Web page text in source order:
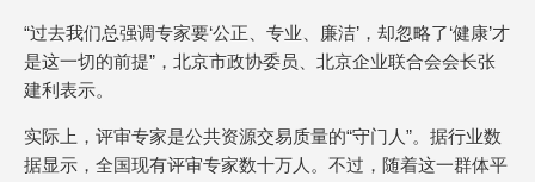
“过去我们总强调专家要‘公正、专业、廉洁’，却忽略了‘健康’才
是这一切的前提”，北京市政协委员、北京企业联合会会长张
建利表示。
实际上，评审专家是公共资源交易质量的“守门人”。据行业数
据显示，全国现有评审专家数十万人。不过，随着这一群体平